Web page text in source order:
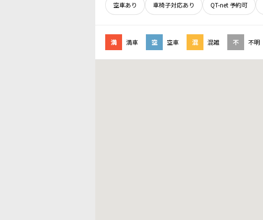
空車あり 車椅子対応あり QT-net 予約可
満 満車 空 空車 混 混雑 不 不明